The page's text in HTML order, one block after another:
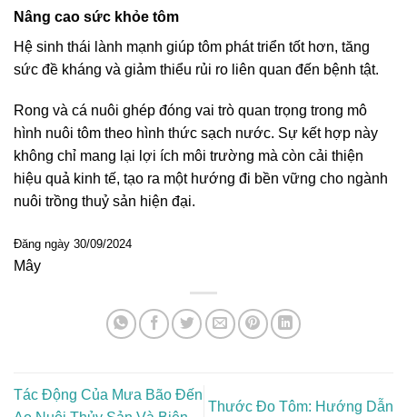
Nâng cao sức khỏe tôm
Hệ sinh thái lành mạnh giúp tôm phát triển tốt hơn, tăng
sức đề kháng và giảm thiểu rủi ro liên quan đến bệnh tật.
Rong và cá nuôi ghép đóng vai trò quan trọng trong mô
hình nuôi tôm theo hình thức sạch nước. Sự kết hợp này
không chỉ mang lại lợi ích môi trường mà còn cải thiện
hiệu quả kinh tế, tạo ra một hướng đi bền vững cho ngành
nuôi trồng thuỷ sản hiện đại.
Đăng ngày 30/09/2024
Mây
Tác Động Của Mưa Bão Đến
Thước Đo Tôm: Hướng Dẫn